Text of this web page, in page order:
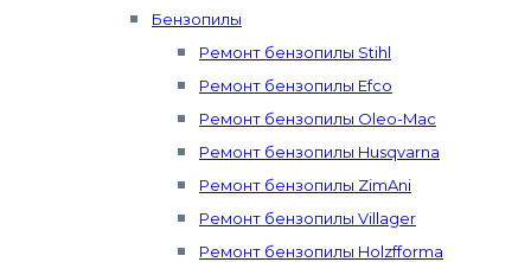
Бензопилы
Ремонт бензопилы Stihl
Ремонт бензопилы Efco
Ремонт бензопилы Oleo-Mac
Ремонт бензопилы Husqvarna
Ремонт бензопилы ZimAni
Ремонт бензопилы Villager
Ремонт бензопилы Holzfforma